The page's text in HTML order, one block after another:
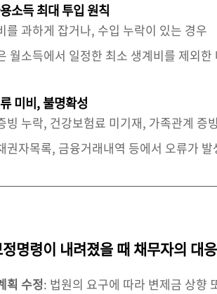
소득 최대 투입 원칙
를 과하게 잡거나, 수입 누락이 있는 경우
월소득에서 일정한 최소 생계비를 제외
미비, 불명확성
빙 누락, 건강보험료 미기재, 가족관계 증
권자목록, 금융거래내역 등에서 오류가
명령이 내려졌을 때 채무자의 대
획 수정: 법원의 요구에 따라 변제금 상향